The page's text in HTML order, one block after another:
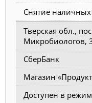
Снятие наличных
Тверская обл.,
Микробиологов,
СберБанк
Магазин
Доступен в